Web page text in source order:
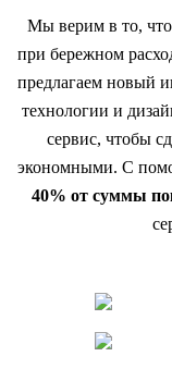
Мы верим в то,
при бережном
предлагаем новый
технологии и
сервис, чтобы
экономными. С
40% от суммы